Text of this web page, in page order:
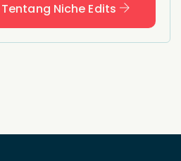
Niche Edits